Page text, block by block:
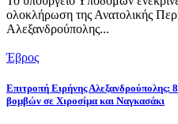
ολοκλήρωση της Ανατολικής
Αλεξανδρούπολης...
Έβρος
Επιτροπή Ειρήνης Αλεξανδρούπολης:
βομβών σε Χιροσίμα και Ναγκασάκι